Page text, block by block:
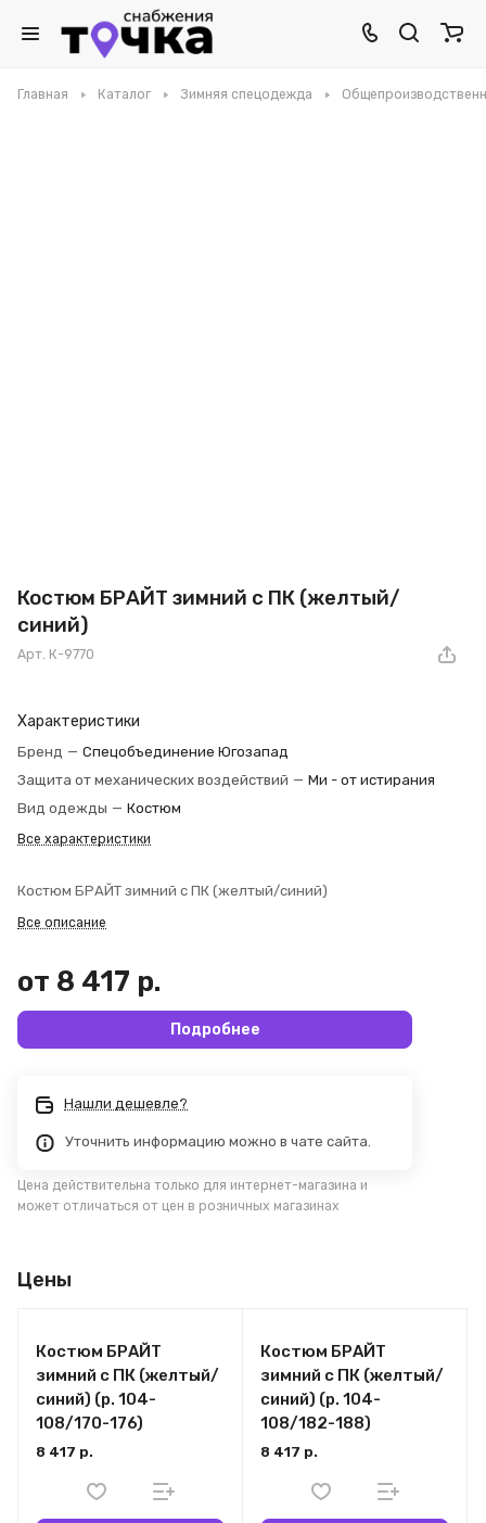
Главная Каталог Зимняя спецодежда
Костюм БРАЙТ зимний с ПК (желтый/
синий)
Арт. К-9770
Характеристики
Бренд — Спецобъединение Югозапад
Защита от механических воздействий — Ми - от истирания
Вид одежды — Костюм
Все характеристики
Костюм БРАЙТ зимний с ПК (желтый/синий)
Все описание
от 8 417 р.
Подробнее
Нашли дешевле?
Уточнить информацию можно в чате сайта.
Цена действительна только для интернет-магазина и
может отличаться от цен в розничных магазинах
Цены
Костюм БРАЙТ
зимний с ПК (желтый/
синий) (р. 104-
108/170-176)
8 417 р.
Костюм БРАЙТ
зимний с ПК (желтый/
синий) (р. 104-
108/182-188)
8 417 р.